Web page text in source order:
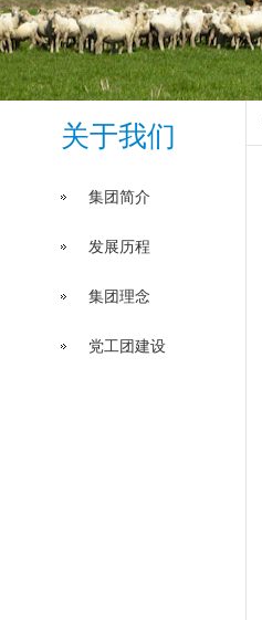
关于我们
集团简介
发展历程
集团理念
党工团建设